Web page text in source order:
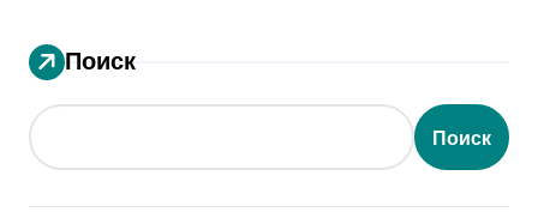
Поиск
Поиск